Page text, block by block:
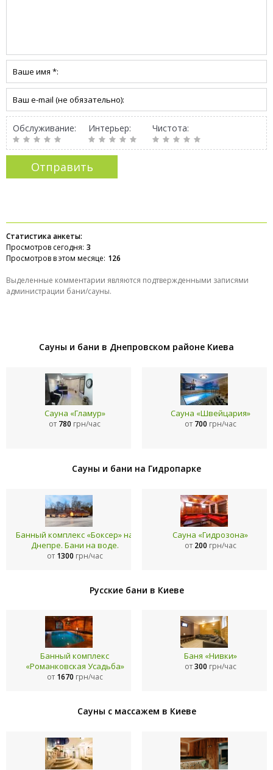
Обслуживание: Интерьер: Чистота:
Статистика анкеты:
Просмотров сегодня: 3
Просмотров в этом месяце: 126
Выделенные комментарии являются подтвержденными записями
администрации бани/сауны.
Сауны и бани в Днепровском районе Киева
Сауна «Гламур»
от 780 грн/час
Сауна «Швейцария»
от 700 грн/час
Сауны и бани на Гидропарке
Банный комплекс «Боксер» на
Днепре. Бани на воде.
от 1300 грн/час
Сауна «Гидрозона»
от 200 грн/час
Русские бани в Киеве
Банный комплекс
«Романковская Усадьба»
от 1670 грн/час
Баня «Нивки»
от300 грн/час
Сауны с массажем в Киеве